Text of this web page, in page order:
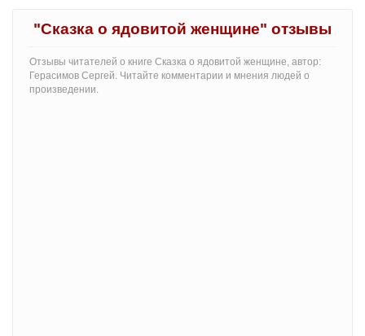
"Сказка о ядовитой женщине" отзывы
Отзывы читателей о книге Сказка о ядовитой женщине, автор:
Герасимов Сергей. Читайте комментарии и мнения людей о
произведении.